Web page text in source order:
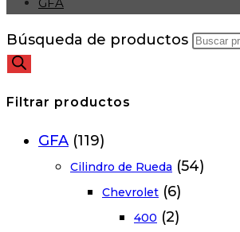
Búsqueda de productos
Filtrar productos
GFA (119)
Cilindro de Rueda (54)
Chevrolet (6)
400 (2)